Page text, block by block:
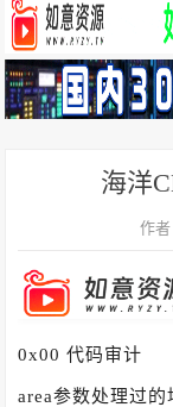
海洋
作者
0x00 代码审计
area参数处理过